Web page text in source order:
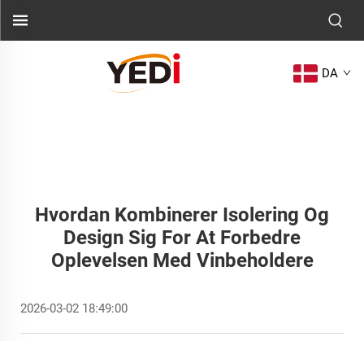
DA
Hvordan Kombinerer Isolering Og
Design Sig For At Forbedre
Oplevelsen Med Vinbeholdere
2026-03-02 18:49:00